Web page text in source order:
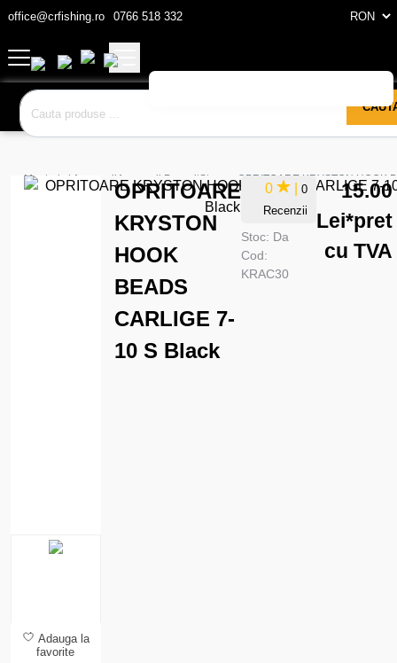
office@crfishing.ro 0766 518 332
Monturi si AccesoriiAccesorii PescuitStopereOPRITOARE KRYSTON HOOK
Adauga la
favorite
OPRITOARE
KRYSTON
HOOK
BEADS
CARLIGE 7-
10 S Black
0 | 0
Recenzii
Stoc: Da
Cod:
KRAC30
15.00
Lei*pret
cu TVA